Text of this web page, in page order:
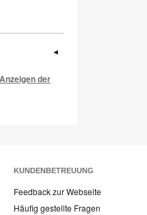
der
KUNDENBETREUUNG
Feedback zur Webseite
Häufig gestellte Fragen